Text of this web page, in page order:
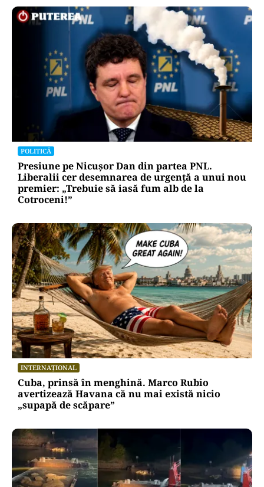
POLITICĂ
Presiune pe Nicușor Dan din partea PNL.
Liberalii cer desemnarea de urgență a unui nou
premier: „Trebuie să iasă fum alb de la
Cotroceni!”
INTERNAȚIONAL
Cuba, prinsă în menghină. Marco Rubio
avertizează Havana că nu mai există nicio
„supapă de scăpare”